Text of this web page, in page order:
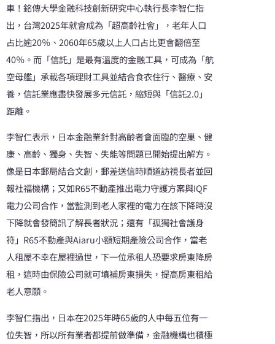
車！銘傳大學金融科技創新研究中心執行長李智仁指
出，台灣2025年就會成為「超高齡社會」，老年人口
占比逾20％、2060年65歲以上人口占比更會翻倍至
40％。而「信託」是最有溫度的金融工具，可成為「航
空母艦」承載各項理財工具並結合食衣住行、醫療、安
養，信託業應盡快發展多元信託，縮短與「信託2.0」
距離。
李智仁表示，日本金融業針對高齡者會面臨的空巢、健
康、高齡、獨身、失智、失能等問題已開始提出解方。
像是日本郵局結合文創，郵差送信時順道訪視長者並回
報社福機構；又如R65不動產推出電力守護方案與IQF
電力公司合作，當監測到老人家裡的電力在該下降時沒
下降就會發簡訊了解長者狀況；還有「孤獨社會護身
符」R65不動產與Aiaru小額短期產險公司合作，當老
人租屋不幸在屋裡過世，下一位承租人恐要求房東降房
租，這時由保險公司就可填補房東損失，提高房東租給
老人意願。
李智仁指出，日本在2025年時65歲的人中每五位有一
位失智，所以所有業者都提前做準備，金融機構也積極